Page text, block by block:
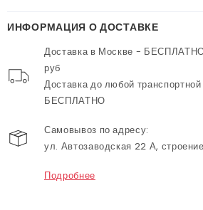
ИНФОРМАЦИЯ О ДОСТАВКЕ
Доставка в Москве -
руб
Доставка до любой
БЕСПЛАТНО
Самовывоз по адресу:
ул. Автозаводская 22 А,
Подробнее